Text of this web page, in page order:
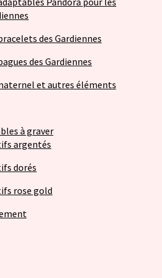
des Gardiennes
des Gardiennes
et autres éléments
à graver
argentés
dorés
rose gold